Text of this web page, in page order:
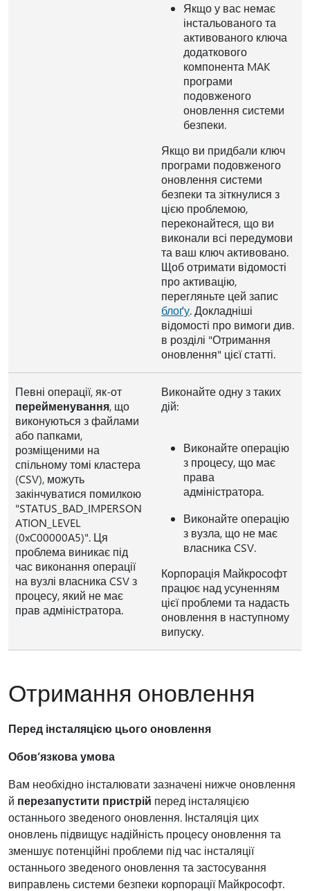
Якщо у вас немає
інстальованого та
активованого ключа
додаткового
компонента MAK
програми
подовженого
оновлення системи
безпеки.
Якщо ви придбали ключ
програми подовженого
оновлення системи
безпеки та зіткнулися з
цією проблемою,
переконайтеся, що ви
виконали всі передумови
та ваш ключ активовано.
Щоб отримати відомості
про активацію,
перегляньте цей запис
блоґу. Докладніші
відомості про вимоги див.
в розділі "Отримання
оновлення" цієї статті.
Певні операції, як-от
перейменування, що
виконуються з файлами
або папками,
розміщеними на
спільному томі кластера
(CSV), можуть
закінчуватися помилкою
"STATUS_BAD_IMPERSON
ATION_LEVEL
(0xC00000A5)". Ця
проблема виникає під
час виконання операції
на вузлі власника CSV з
процесу, який не має
прав адміністратора.
Виконайте одну з таких
дій:
Виконайте операцію
з процесу, що має
права
адміністратора.
Виконайте операцію
з вузла, що не має
власника CSV.
Корпорація Майкрософт
працює над усуненням
цієї проблеми та надасть
оновлення в наступному
випуску.
Отримання оновлення
Перед інсталяцією цього оновлення
Обов’язкова умова
Вам необхідно інсталювати зазначені нижче оновлення
й перезапустити пристрій перед інсталяцією
останнього зведеного оновлення. Інсталяція цих
оновлень підвищує надійність процесу оновлення та
зменшує потенційні проблеми під час інсталяції
останнього зведеного оновлення та застосування
виправлень системи безпеки корпорації Майкрософт.